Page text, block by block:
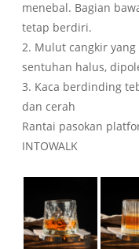
menebal. Bagian
tetap berdiri.
2. Mulut cangkir
sentuhan halus,
3. Kaca berdinding
dan cerah
Rantai pasokan
INTOWALK